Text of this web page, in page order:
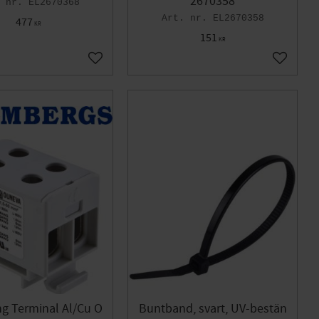
EL2670368
477 KR
Add to favorites
EL2670358
151 KR
Add to
Terminal Al/Cu O
Buntband, svart, UV-bestän